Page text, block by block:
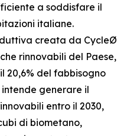
a soddisfare il
italiane.
creata da CycleØ
rinnovabili del Paese,
20,6% del fabbisogno
generare il
entro il 2030,
di biometano,